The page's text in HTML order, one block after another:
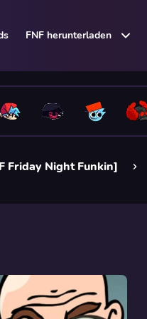
FNF herunterladen
Friday Night Funkin]